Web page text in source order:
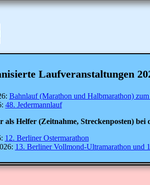
Laufveranstaltungen
Bahnlauf (Marathon und Halbmarathon)
48. Jedermannlauf
als Helfer (Zeitnahme, Streckenposten) bei
12. Berliner Ostermarathon
13. Berliner Vollmond-Ultramarathon und